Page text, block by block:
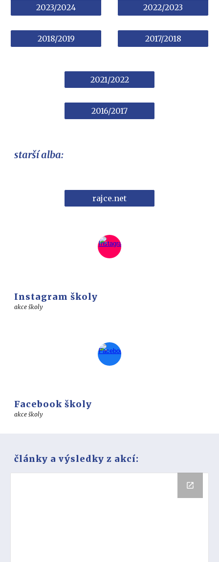
2023/2024
2018/2019
2022/2023
2017/2018
2021/2022
2016/2017
starší alba:
rajce.net
Instagram školy
akce školy
Facebook školy
akce školy
články a výsledky z akcí: